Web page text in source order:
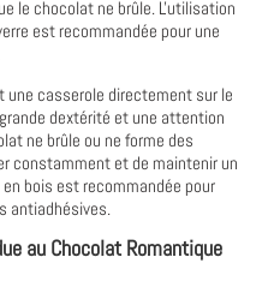
le chocolat ne brûle. L'utilisation
est recommandée pour une
casserole directement sur le
dextérité et une attention
ne brûle ou ne forme des
constamment et de maintenir un
bois est recommandée pour
antiadhésives.
au Chocolat Romantique